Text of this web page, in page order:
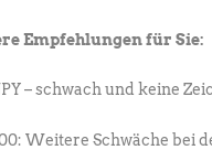
Empfehlungen für Sie:
– schwach und keine
Weitere Schwäche bei